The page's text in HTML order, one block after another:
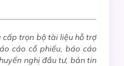
cấp trọn bộ tài liệu hỗ trợ
cáo cổ phiếu, báo cáo
nghị đầu tư, bản tin